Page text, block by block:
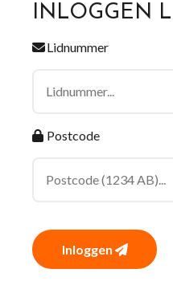
INLOGGEN
Lidnummer
Postcode
Inloggen